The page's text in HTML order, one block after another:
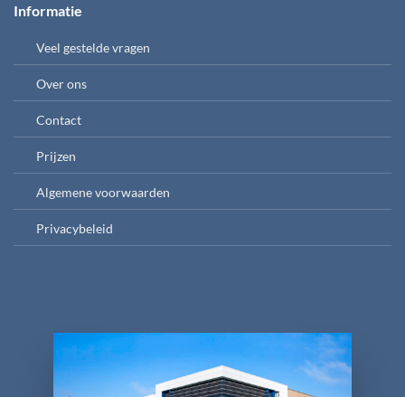
Informatie
Veel gestelde vragen
Over ons
Contact
Prijzen
Algemene voorwaarden
Privacybeleid